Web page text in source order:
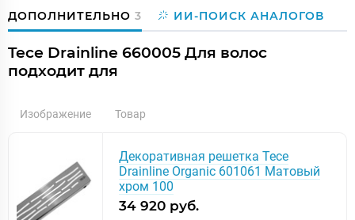
ДОПОЛНИТЕЛЬНО 3 ИИ-ПОИСК АНАЛОГОВ
Tece Drainline 660005 Для волос
подходит для
Изображение Товар
Декоративная решетка Tece
Drainline Organic 601061 Матовый
хром 100
34 920 руб.